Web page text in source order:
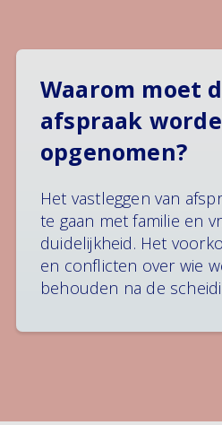
Waarom moet
afspraak
opgenomen?
Het vastleggen van
te gaan met familie en
duidelijkheid. Het
en conflicten over wie
behouden na de